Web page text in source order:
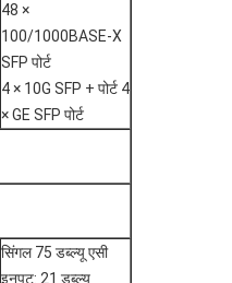
48 ×
100/1000BASE-X
SFP पोर्ट
4 × 10G SFP + पोर्ट 4
× GE SFP पोर्ट
सिंगल 75 डब्ल्यू एसी
इनपुट: 21 डब्ल्यू